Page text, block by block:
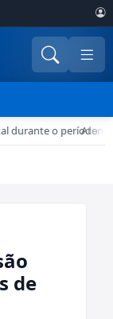
durante o período
•
de